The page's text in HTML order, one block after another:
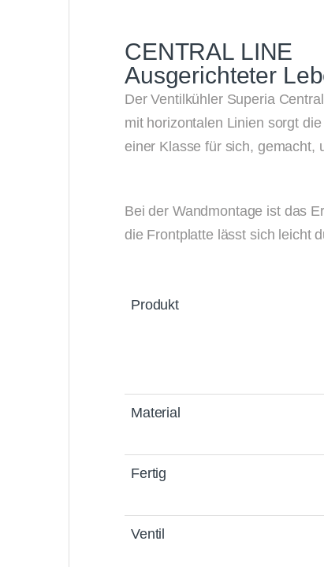
CENTRAL LINE
Ausgerichteter
Der Ventilkühler Superia
mit horizontalen Linien sorgt
einer Klasse für sich, gemacht,
Bei der Wandmontage ist das
die Frontplatte lässt sich leicht
Produkt
Material
Fertig
Ventil